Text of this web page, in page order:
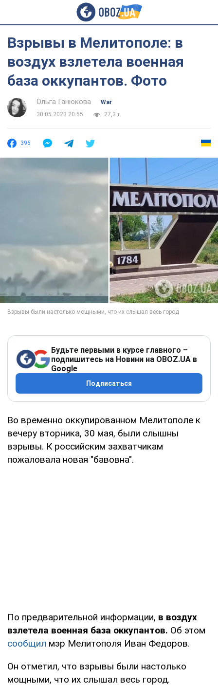
Взрывы в Мелитополе: в
воздух взлетела военная
база оккупантов. Фото
Ольга Ганюкова
War
30.05.2023 20:55
27,3 т.
396
Будьте первыми в курсе главного –
подпишитесь на Новини на OBOZ.UA в
Google
Подписаться
Во временно оккупированном Мелитополе к
вечеру вторника, 30 мая, были слышны
взрывы. К российским захватчикам
пожаловала новая "бавовна".
По предварительной информации, в воздух
взлетела военная база оккупантов. Об этом
сообщил мэр Мелитополя Иван Федоров.
Он отметил, что взрывы были настолько
мощными, что их слышал весь город.